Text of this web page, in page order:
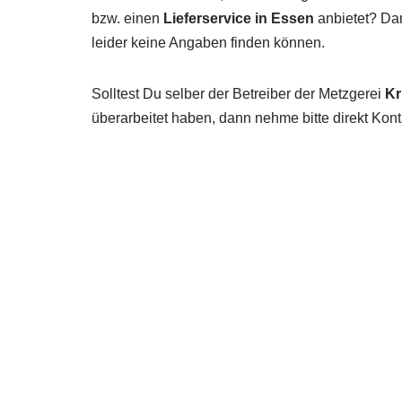
bzw. einen Lieferservice in Essen anbietet?
leider keine Angaben finden können.
Solltest Du selber der Betreiber der Metzgerei
überarbeitet haben, dann nehme bitte direkt